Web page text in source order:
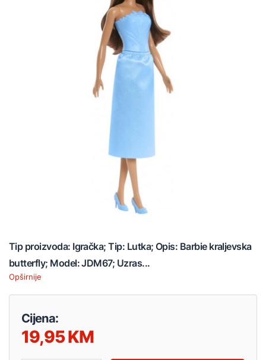
Tip proizvoda: Igračka; Tip: Lutka; Opis: Barbie kraljevska
butterfly; Model: JDM67; Uzras...
Opširnije
Cijena:
19,95